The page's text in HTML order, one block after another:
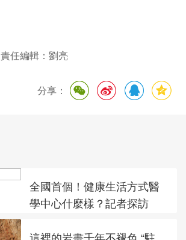
責任編輯：劉亮
分享：
全國首個！健康生活方式醫
學中心什麼樣？記者探訪